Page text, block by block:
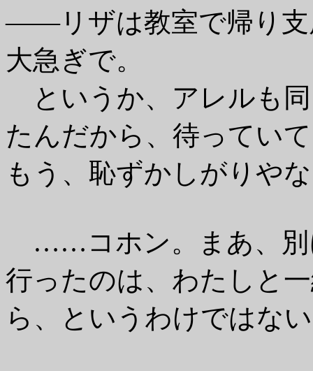
――リザは教室で帰り支
大急ぎで。
というか、アレルも
たんだから、待ってい
もう、恥ずかしがりや
……コホン。まあ、別
行ったのは、わたしと
ら、というわけではな